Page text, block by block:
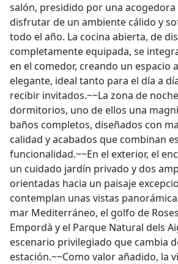
salón, presidido por una acogedora
disfrutar de un ambiente cálido y
todo el año. La cocina abierta, de
completamente equipada, se
en el comedor, creando un espacio
elegante, ideal tanto para el día a
recibir invitados.~~La zona de
dormitorios, uno de ellos una
baños completos, diseñados con
calidad y acabados que combinan
funcionalidad.~~En el exterior, el
un cuidado jardín privado y dos
orientadas hacia un paisaje
contemplan unas vistas
mar Mediterráneo, el golfo de
Empordà y el Parque Natural dels
escenario privilegiado que cambia
estación.~~Como valor añadido, la